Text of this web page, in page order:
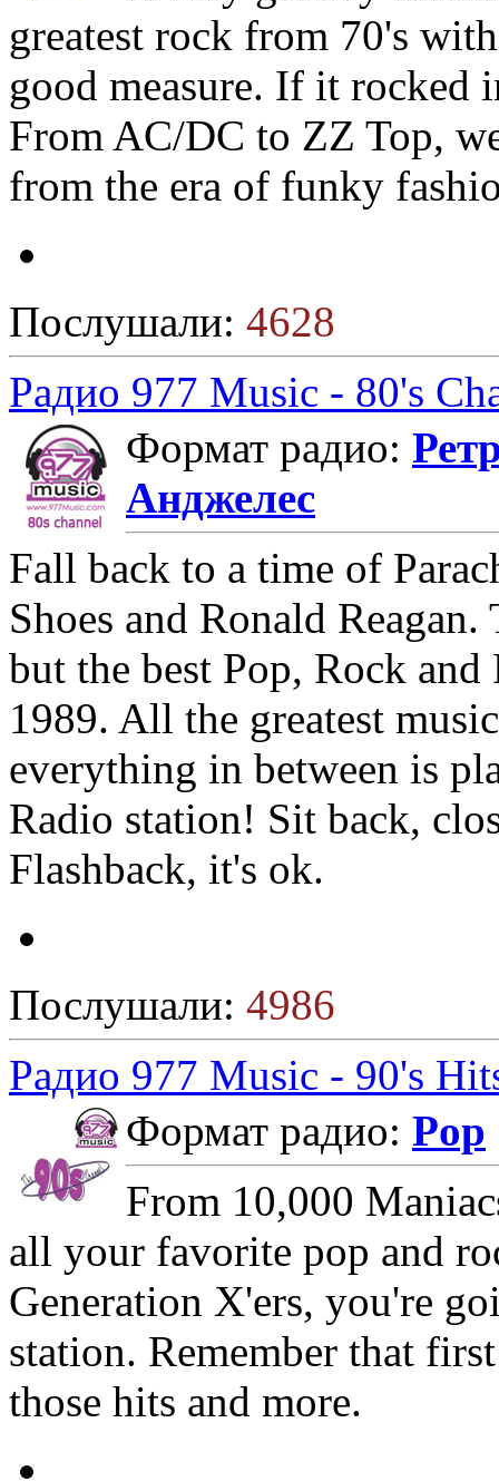
greatest rock from 70's
good measure. If it rocked
From AC/DC to ZZ Top,
from the era of funky
Послушали: 4628
Радио 977 Music - 80's
Формат радио:
Анджелес
Fall back to a time of
Shoes and Ronald
but the best Pop, Rock
1989. All the greatest
everything in between is
Radio station! Sit back,
Flashback, it's ok.
Послушали: 4986
Радио 977 Music - 90's
Формат радио: Pop
From 10,000
all your favorite pop and
Generation X'ers, you're
station. Remember that
those hits and more.